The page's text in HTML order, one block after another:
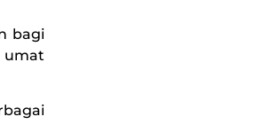
bagi
umat